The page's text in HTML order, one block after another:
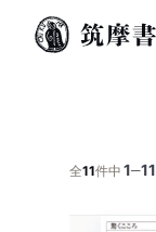
全11件中1─11